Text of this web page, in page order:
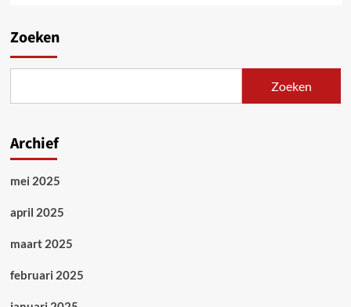
Zoeken
Zoeken
Archief
mei 2025
april 2025
maart 2025
februari 2025